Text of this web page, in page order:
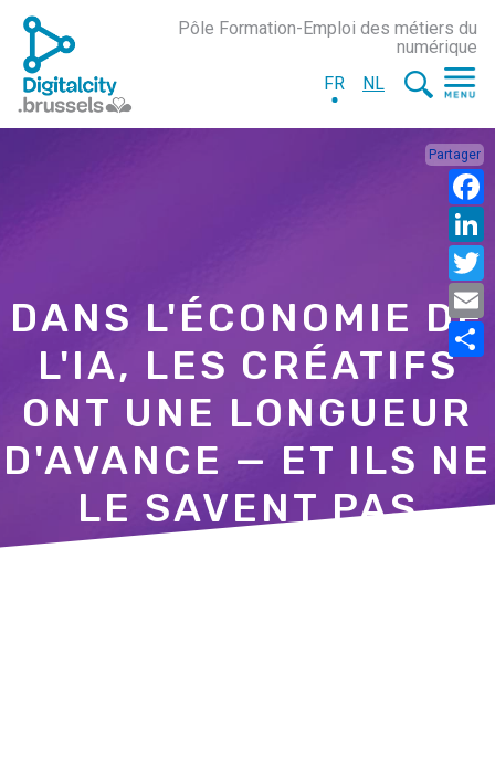
Pôle Formation-Emploi des métiers du
numérique
FR
NL
DANS L'ÉCONOMIE DE
L'IA, LES CRÉATIFS
ONT UNE LONGUEUR
D'AVANCE — ET ILS NE
LE SAVENT PAS
Partager